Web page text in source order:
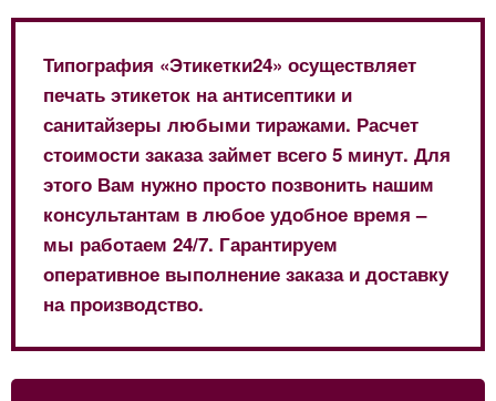
Типография «Этикетки24» осуществляет
печать этикеток на антисептики и
санитайзеры любыми тиражами. Расчет
стоимости заказа займет всего 5 минут. Для
этого Вам нужно просто позвонить нашим
консультантам в любое удобное время –
мы работаем 24/7. Гарантируем
оперативное выполнение заказа и доставку
на производство.